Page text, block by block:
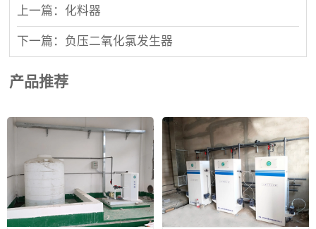
上一篇：化料器
下一篇：负压二氧化氯发生器
产品推荐